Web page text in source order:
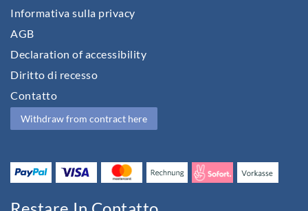
Informativa sulla privacy
AGB
Declaration of accessibility
Diritto di recesso
Contatto
Withdraw from contract here